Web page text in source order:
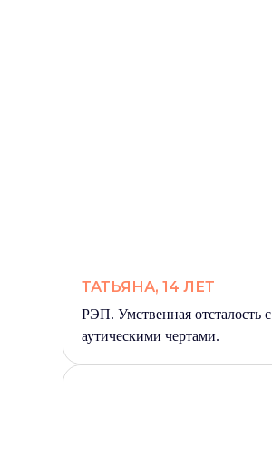
ТАТЬЯНА, 14 ЛЕТ
РЭП. Умственная отсталость с
аутическими чертами.